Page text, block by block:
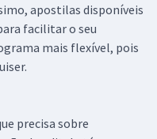
apostilas disponíveis
facilitar o seu
mais flexível, pois
precisa sobre